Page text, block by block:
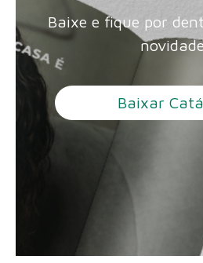
Baixe e fique por
Baixar